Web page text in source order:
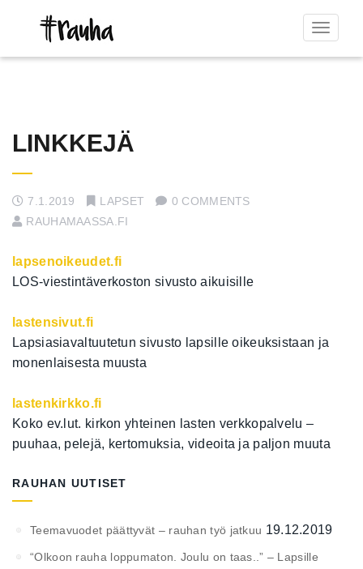
Toggle
LINKKEJÄ
7.1.2019 LAPSET
0 COMMENTS
RAUHAMAASSA.FI
lapsenoikeudet.fi
LOS-viestintäverkoston sivusto aikuisille
lastensivut.fi
Lapsiasiavaltuutetun sivusto lapsille oikeuksistaan ja
monenlaisesta muusta
lastenkirkko.fi
Koko ev.lut. kirkon yhteinen lasten verkkopalvelu –
puuhaa, pelejä, kertomuksia, videoita ja paljon muuta
RAUHAN UUTISET
Teemavuodet päättyvät – rauhan työ jatkuu 19.12.2019
“Olkoon rauha loppumaton. Joulu on taas..” – Lapsille